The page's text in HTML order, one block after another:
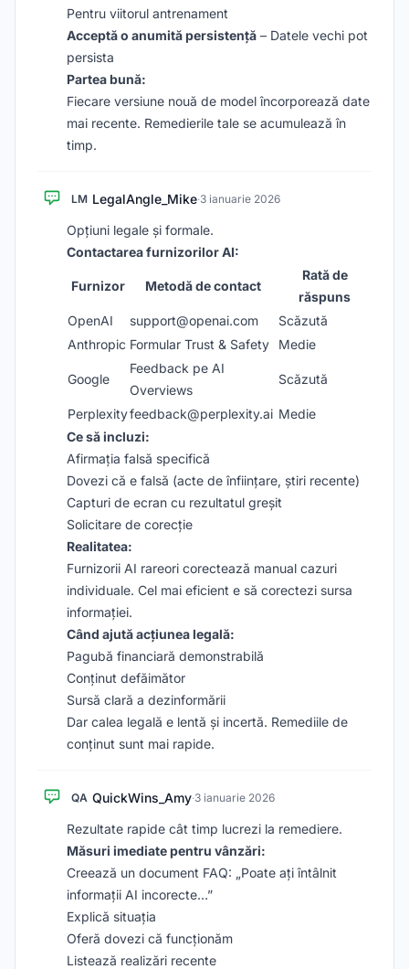
Pentru viitorul antrenament
Acceptă o anumită persistență – Datele vechi pot
persista
Partea bună:
Fiecare versiune nouă de model încorporează date
mai recente. Remedierile tale se acumulează în
timp.
LM LegalAngle_Mike·3 ianuarie 2026
Opțiuni legale și formale.
Contactarea furnizorilor AI:
Furnizor Metodă de contact
Rată de
răspuns
OpenAI
support@openai.com
Scăzută
Anthropic Formular Trust & Safety Medie
Google
Feedback pe AI
Overviews
Scăzută
Perplexityfeedback@perplexity.ai Medie
Ce să incluzi:
Afirmația falsă specifică
Dovezi că e falsă (acte de înființare, știri recente)
Capturi de ecran cu rezultatul greșit
Solicitare de corecție
Realitatea:
Furnizorii AI rareori corectează manual cazuri
individuale. Cel mai eficient e să corectezi sursa
informației.
Când ajută acțiunea legală:
Pagubă financiară demonstrabilă
Conținut defăimător
Sursă clară a dezinformării
Dar calea legală e lentă și incertă. Remediile de
conținut sunt mai rapide.
QA QuickWins_Amy·3 ianuarie 2026
Rezultate rapide cât timp lucrezi la remediere.
Măsuri imediate pentru vânzări:
Creează un document FAQ: „Poate ați întâlnit
informații AI incorecte…”
Explică situația
Oferă dovezi că funcționăm
Listează realizări recente